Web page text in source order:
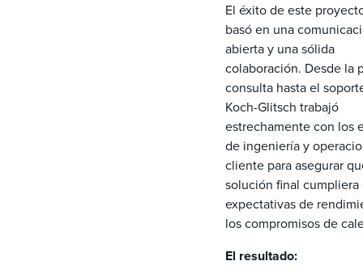
El éxito de este
basó en una
abierta y una sólida
colaboración. Desde la
consulta hasta el
Koch-Glitsch trabajó
estrechamente con los
de ingeniería y
cliente para asegurar
solución final cumpliera
expectativas de
los compromisos de
El resultado: